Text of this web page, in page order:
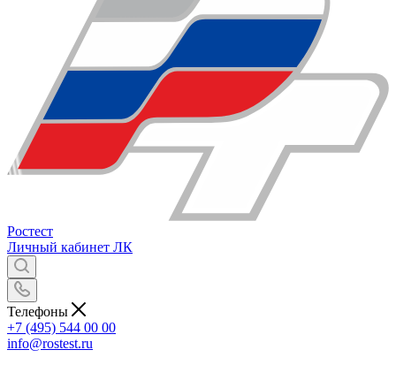
Ростест
Личный кабинет ЛК
Телефоны
+7 (495) 544 00 00
info@rostest.ru